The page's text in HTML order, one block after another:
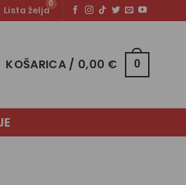
Lista želja
KOŠARICA / 0,00 € 0